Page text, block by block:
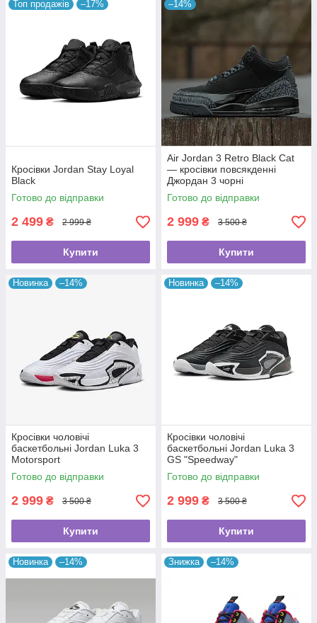
Топ продажів –17%
Кросівки Jordan Stay Loyal
Black
Готово до відправки
2 499 ₴ 2 999 ₴
Купити
–14%
Air Jordan 3 Retro Black Cat
— кросівки повсякденні
Джордан 3 чорні
Готово до відправки
2 999 ₴ 3 500 ₴
Купити
Новинка –14%
Кросівки чоловічі
баскетбольні Jordan Luka 3
Motorsport
Готово до відправки
2 999 ₴ 3 500 ₴
Купити
Новинка –14%
Кросівки чоловічі
баскетбольні Jordan Luka 3
GS "Speedway"
Готово до відправки
2 999 ₴ 3 500 ₴
Купити
Новинка –14% Знижка –14%